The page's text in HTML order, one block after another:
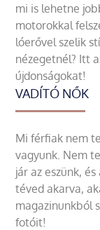
mi is lehetne
motorokkal
lóerővel szelik
nézegetnél? Itt
újdonságokat!
VADÍTÓ NŐK
Mi férfiak nem
vagyunk. Nem
jár az eszünk,
téved akarva,
magazinunkból
fotóit!